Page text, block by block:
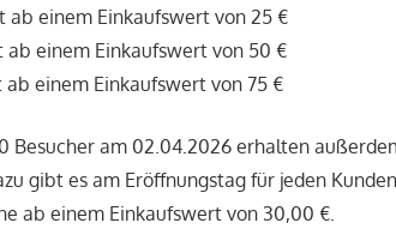
ab einem Einkaufswert von 25 €
ab einem Einkaufswert von 50 €
ab einem Einkaufswert von 75 €
Besucher am 02.04.2026 erhalten
gibt es am Eröffnungstag für jeden
ab einem Einkaufswert von 30,00 €.